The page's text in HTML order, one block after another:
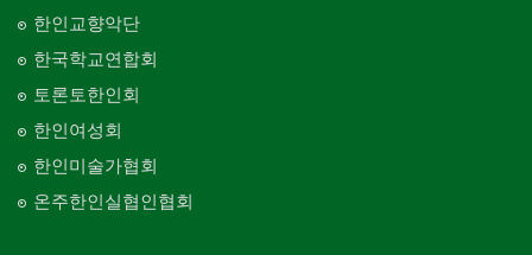
한인교향악단
한국학교연합회
토론토한인회
한인여성회
한인미술가협회
온주한인실협인협회